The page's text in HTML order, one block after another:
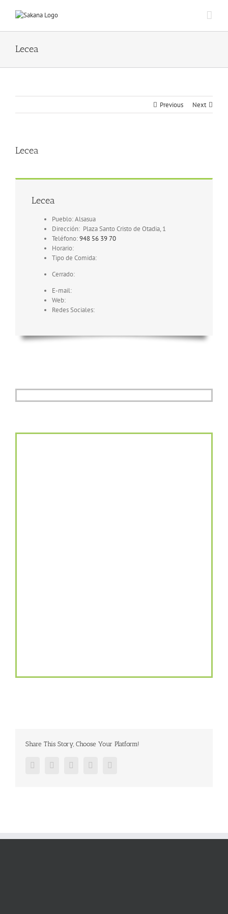
Lecea
Previous Next
Lecea
Lecea
Pueblo: Alsasua
Dirección: Plaza Santo Cristo de Otadia, 1
Teléfono:948 56 39 70
Horario:
Tipo de Comida:
Cerrado:
E-mail:
Web:
Redes Sociales:
Share This Story, Choose Your Platform!
FacebookTwitter Google+Pinterest